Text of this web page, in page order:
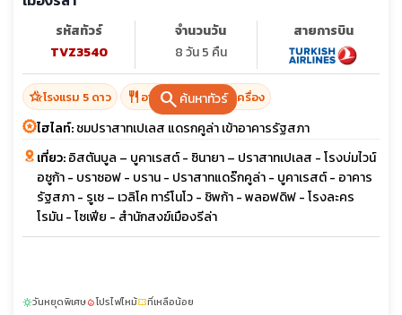
searchค้นหาทัวร์
รหัสทัวร์
TVZ3540
จำนวนวัน
8 วัน 5 คืน
สายการบิน
hotel_classโรงแรม 5 ดาว restaurant อาหาร 16 มื้อ + บนเครื่อง
ไฮไลท์:ชมปราสาทเปเลส แดรกคูล่า เข้าอาคารรัฐสภา
เที่ยว:อิสตันบูล – บูคาเรสต์ - ซินายา – ปราสาทเปเลส - โรงบ่มไวน์
อซูก้า - บราซอฟ - บราน - ปราสาทแดร๊กคูล่า - บูคาเรสต์ - อาคาร
รัฐสภา - รูเซ – เวลิโค ทาร์โนโว - ชิพก้า - พลอฟดิฟ - โรงละคร
โรมัน - โซเฟีย - สำนักสงฆ์เมืองรีล่า
sunnyวันหยุดพิเศษlocal_fire_departmentโปรไฟไหม้confirmation_numberที่เหลือน้อย